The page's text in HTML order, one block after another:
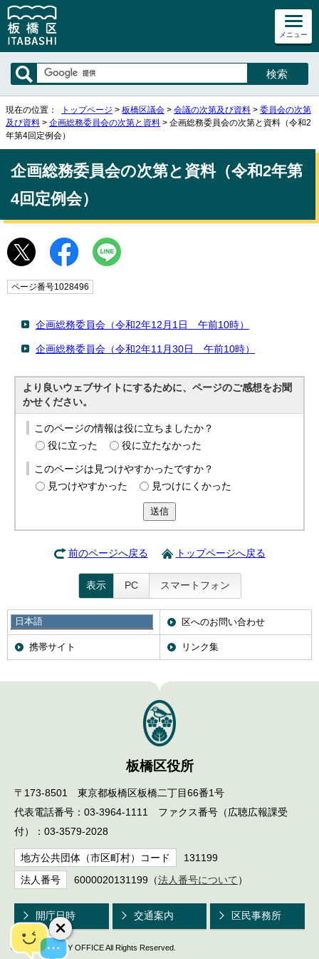
メニュー
日本語
日本語
English
한국어
現在の位置： トップページ > 板橋区議会 > 会議の次第及び資料 > 委員会の次第
及び資料 > 企画総務委員会の次第と資料 > 企画総務委員会の次第と資料（令和2
年第4回定例会）
企画総務委員会の次第と資料（令和2年第
4回定例会）
ページ番号1028496
企画総務委員会（令和2年12月1日 午前10時）
企画総務委員会（令和2年11月30日 午前10時）
より良いウェブサイトにするために、ページのご感想をお聞
かせください。
このページの情報は役に立ちましたか？
役に立った
役に立たなかった
このページは見つけやすかったですか？
見つけやすかった
見つけにくかった
送信
前のページへ戻る トップページへ戻る
表示 PC スマートフォン
このサイトについて 区へのお問い合わせ
携帯サイト リンク集
板橋区役所
〒173-8501 東京都板橋区板橋二丁目66番1号
代表電話番号：03-3964-1111 ファクス番号（広聴広報課受
付）：03-3579-2028
地方公共団体（市区町村）コード 131199
法人番号 6000020131199（法人番号について ）
開庁日時 交通案内 区民事務所
© ITABASHI CITY OFFICE All Rights Reserved.